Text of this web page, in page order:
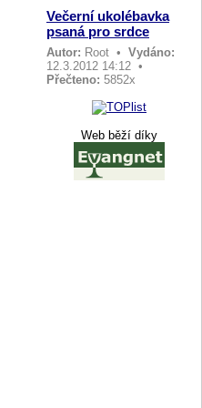
Večerní ukolébavka
psaná pro srdce
Autor: Root • Vydáno:
12.3.2012 14:12 •
Přečteno: 5852x
Web běží díky